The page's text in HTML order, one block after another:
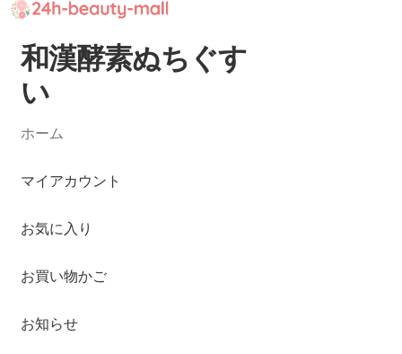
ナ
ビ
ゲ
シ
ン
ス
ッ
コ
ン
テ
ツ
ス
ッ
和漢酵素ぬちぐす
い
ホーム
マイアカウント
お気に入り
お買い物かご
お知らせ